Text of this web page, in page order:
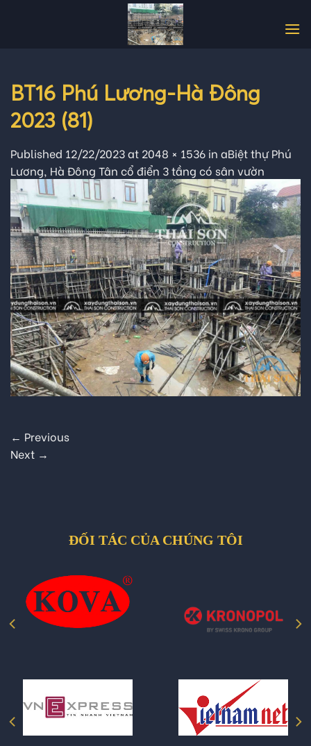
BT16 Phú Lương-Hà Đông
2023 (81)
Published 12/22/2023at 2048 × 1536 in aBiệt thự Phú
Lương, Hà Đông Tân cổ điển 3 tầng có sân vườn
← Previous
Next →
ĐỐI TÁC CỦA CHÚNG TÔI